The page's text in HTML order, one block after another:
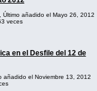
Último añadido el Mayo 26, 2012
veces
en el Desfile del 12 de
añadido el Noviembre 13, 2012